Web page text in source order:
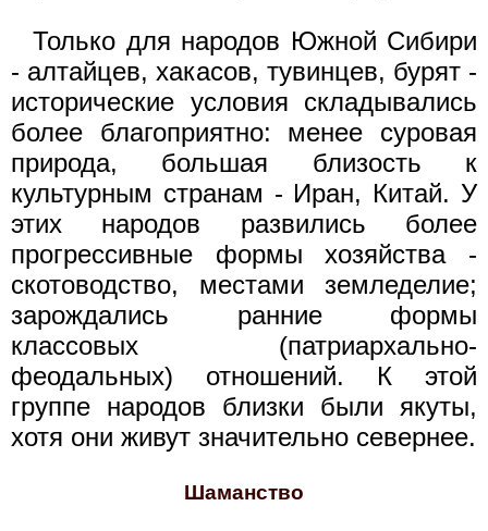
Только для народов Южной Сибири
- алтайцев, хакасов, тувинцев, бурят -
исторические условия складывались
более благоприятно: менее суровая
природа, большая близость к
культурным странам - Иран, Китай. У
этих народов развились более
прогрессивные формы хозяйства -
скотоводство, местами земледелие;
зарождались ранние формы
классовых (патриархально-
феодальных) отношений. К этой
группе народов близки были якуты,
хотя они живут значительно севернее.
Шаманство